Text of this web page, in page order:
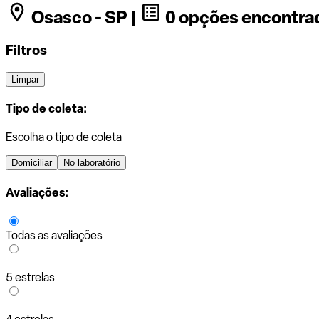
Osasco - SP | 0 opções
Filtros
Limpar
Tipo de coleta:
Escolha o tipo de coleta
Domiciliar No laboratório
Avaliações:
Todas as avaliações
5 estrelas